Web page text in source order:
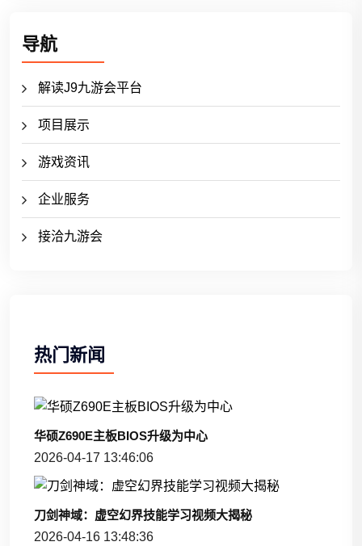
导航
解读J9九游会平台
项目展示
游戏资讯
企业服务
接洽九游会
热门新闻
华硕Z690E主板BIOS升级为中心
2026-04-17 13:46:06
刀剑神域：虚空幻界技能学习视频大揭秘
2026-04-16 13:48:36